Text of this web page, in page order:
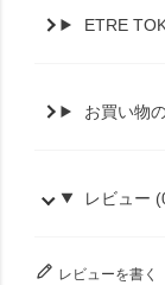
ETRE
お買い物
レビュー
レビューを書く